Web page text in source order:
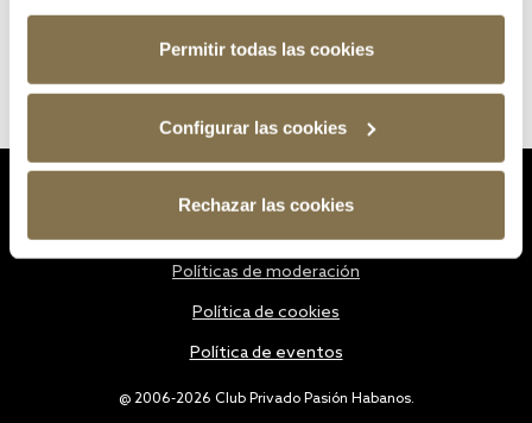
Permitir todas las cookies
Configurar las cookies
Rechazar las cookies
@ 2006-2026 Club Privado Pasión Habanos.
Políticas de moderación
Política de cookies
Política de eventos